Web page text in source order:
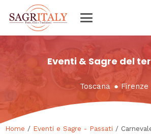
Eventi & Sagre del
Toscana ● Firenze
Home / Eventi e Sagre - Passati /